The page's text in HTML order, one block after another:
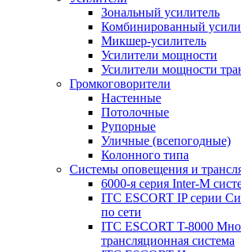
Зональный усилитель
Комбинированный
Микшер-усилитель
Усилители мощности
Усилители мощности
Громкоговорители
Настенные
Потолочные
Рупорные
Уличные (всепогодные)
Колонного типа
Системы оповещения и
6000-я серия Inter-M
ITC ESCORT IP серии
по сети
ITC ESCORT T-8000
трансляционная система